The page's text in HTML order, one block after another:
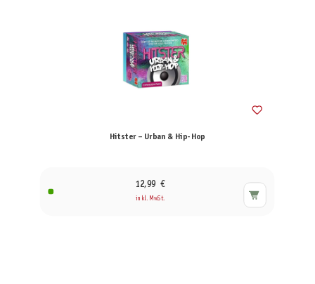
Hitster – Urban & Hip-Hop
12,99 €
inkl. MwSt.